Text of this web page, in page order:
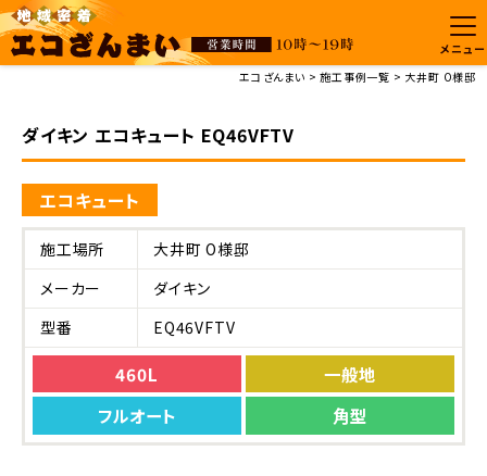
メニュー
エコざんまい
施工事例一覧 大井町 O様邸
ダイキン エコキュート EQ46VFTV
エコキュート
施工場所
大井町 O様邸
メーカー
ダイキン
型番
EQ46VFTV
460L
一般地
フルオート
角型